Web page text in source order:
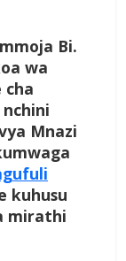
Bi.
wa
cha
Mnazi
kuhusu
mirathi